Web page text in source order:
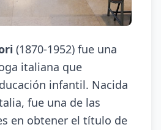
(1870-1952) fue una
italiana que
infantil. Nacida
fue una de las
en obtener el título de